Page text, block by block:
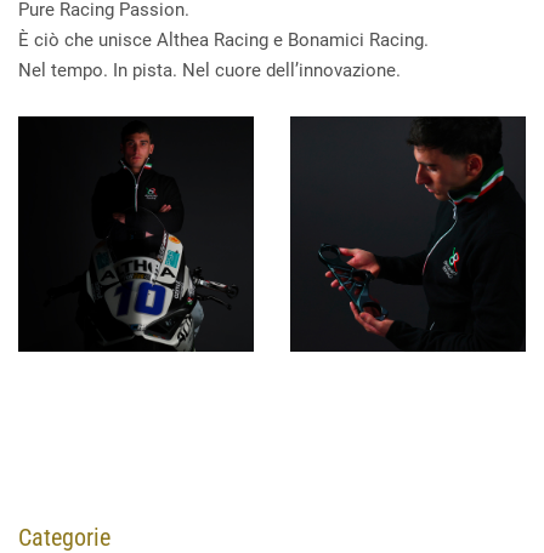
Pure Racing Passion.
È ciò che unisce Althea Racing e Bonamici Racing.
Nel tempo. In pista. Nel cuore dell’innovazione.
Categorie